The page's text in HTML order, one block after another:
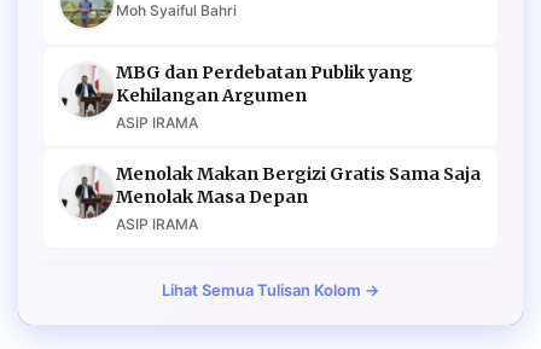
Moh Syaiful Bahri
MBG dan Perdebatan Publik yang
Kehilangan Argumen
ASIP IRAMA
Menolak Makan Bergizi Gratis Sama Saja
Menolak Masa Depan
ASIP IRAMA
Lihat Semua Tulisan Kolom →